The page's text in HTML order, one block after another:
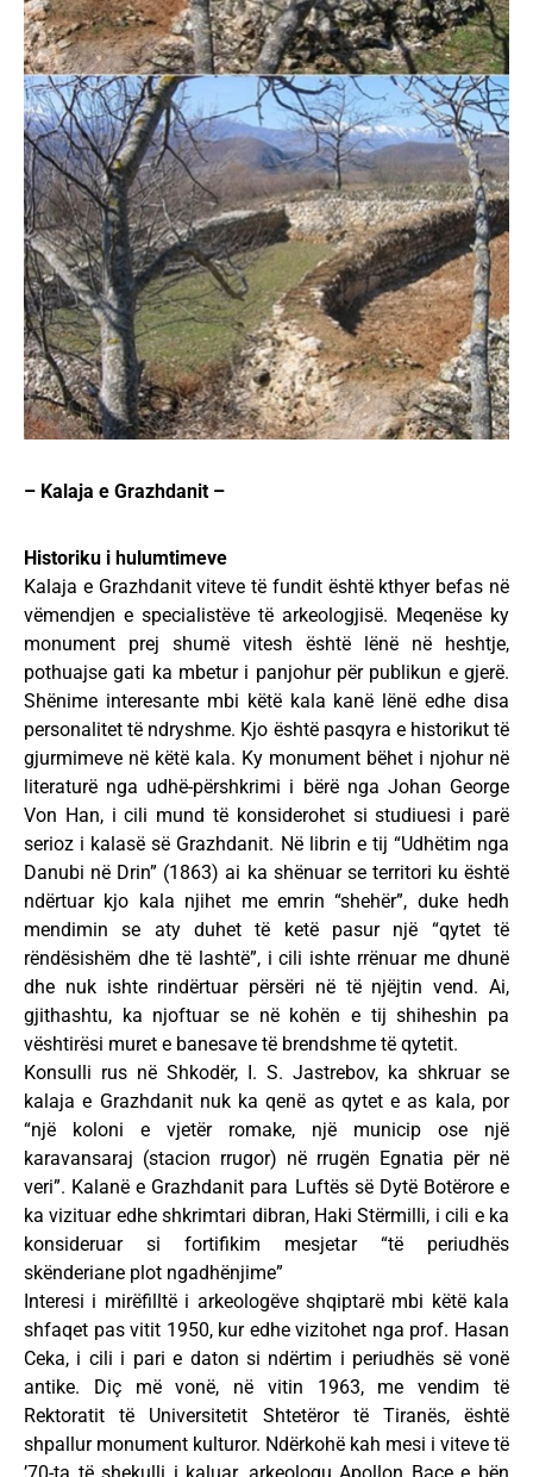
– Kalaja e Grazhdanit –
Historiku i hulumtimeve
Kalaja e Grazhdanit viteve të fundit është kthyer befas në
vëmendjen e specialistëve të arkeologjisë. Meqenëse ky
monument prej shumë vitesh është lënë në heshtje,
pothuajse gati ka mbetur i panjohur për publikun e gjerë.
Shënime interesante mbi këtë kala kanë lënë edhe disa
personalitet të ndryshme. Kjo është pasqyra e historikut të
gjurmimeve në këtë kala. Ky monument bëhet i njohur në
literaturë nga udhë-përshkrimi i bërë nga Johan George
Von Han, i cili mund të konsiderohet si studiuesi i parë
serioz i kalasë së Grazhdanit. Në librin e tij “Udhëtim nga
Danubi në Drin” (1863) ai ka shënuar se territori ku është
ndërtuar kjo kala njihet me emrin “shehër”, duke hedh
mendimin se aty duhet të ketë pasur një “qytet të
rëndësishëm dhe të lashtë”, i cili ishte rrënuar me dhunë
dhe nuk ishte rindërtuar përsëri në të njëjtin vend. Ai,
gjithashtu, ka njoftuar se në kohën e tij shiheshin pa
vështirësi muret e banesave të brendshme të qytetit.
Konsulli rus në Shkodër, I. S. Jastrebov, ka shkruar se
kalaja e Grazhdanit nuk ka qenë as qytet e as kala, por
“një koloni e vjetër romake, një municip ose një
karavansaraj (stacion rrugor) në rrugën Egnatia për në
veri”. Kalanë e Grazhdanit para Luftës së Dytë Botërore e
ka vizituar edhe shkrimtari dibran, Haki Stërmilli, i cili e ka
konsideruar si fortifikim mesjetar “të periudhës
skënderiane plot ngadhënjime”
Interesi i mirëfilltë i arkeologëve shqiptarë mbi këtë kala
shfaqet pas vitit 1950, kur edhe vizitohet nga prof. Hasan
Ceka, i cili i pari e daton si ndërtim i periudhës së vonë
antike. Diç më vonë, në vitin 1963, me vendim të
Rektoratit të Universitetit Shtetëror të Tiranës, është
shpallur monument kulturor. Ndërkohë kah mesi i viteve të
’70-ta të shekulli i kaluar, arkeologu Apollon Baçe e bën